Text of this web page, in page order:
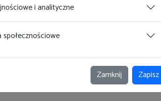
i analityczne
społecznościowe
Zamknij Zapisz